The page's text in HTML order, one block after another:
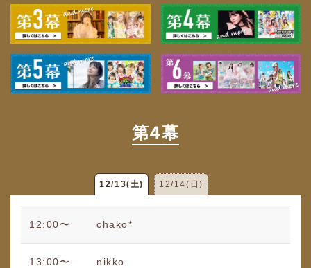
第4幕
12/13(土) 12/14(日)
12:00〜 chako*
13:00〜 nikko